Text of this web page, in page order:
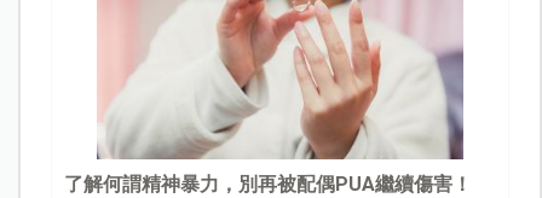
了解何謂精神暴力，別再被配偶PUA繼續傷害！